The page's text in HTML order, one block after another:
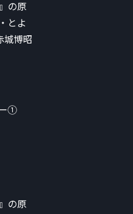
の原
とよ
城博昭
ー①
の原